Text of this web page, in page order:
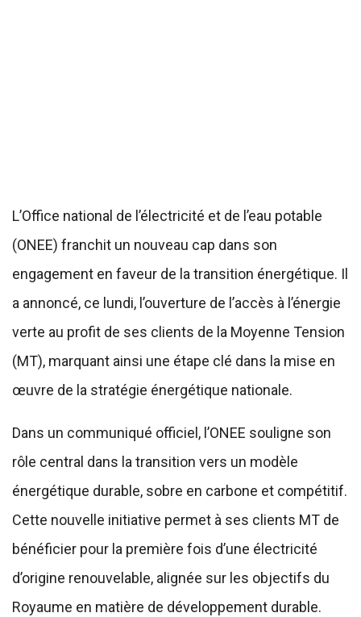
L’Office national de l’électricité et de l’eau potable
(ONEE) franchit un nouveau cap dans son
engagement en faveur de la transition énergétique. Il
a annoncé, ce lundi, l’ouverture de l’accès à l’énergie
verte au profit de ses clients de la Moyenne Tension
(MT), marquant ainsi une étape clé dans la mise en
œuvre de la stratégie énergétique nationale.
Dans un communiqué officiel, l’ONEE souligne son
rôle central dans la transition vers un modèle
énergétique durable, sobre en carbone et compétitif.
Cette nouvelle initiative permet à ses clients MT de
bénéficier pour la première fois d’une électricité
d’origine renouvelable, alignée sur les objectifs du
Royaume en matière de développement durable.